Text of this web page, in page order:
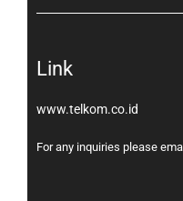
Link
www.telkom.co.id
For any inquiries please